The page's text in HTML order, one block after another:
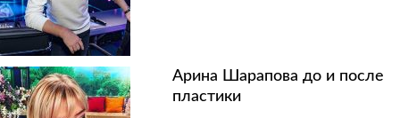
Арина Шарапова до и после
пластики